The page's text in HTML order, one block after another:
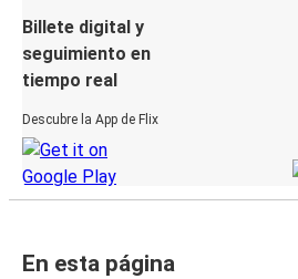
Billete digital y
seguimiento en
tiempo real
Descubre la App de Flix
En esta página